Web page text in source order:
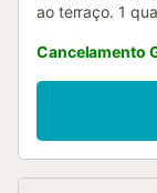
ao terraço. 1
cm de
lavar loiçã 3
congelador,
Nenhuma
varanda. Vista
Cancelamento